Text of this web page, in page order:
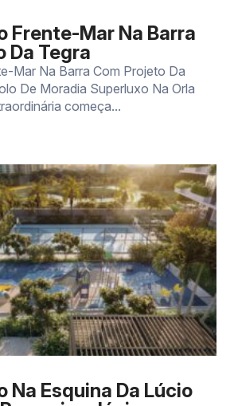
Frente-Mar Na Barra
Da Tegra
Mar Na Barra Com Projeto Da
De Moradia Superluxo Na Orla
começa...
Na Esquina Da Lúcio